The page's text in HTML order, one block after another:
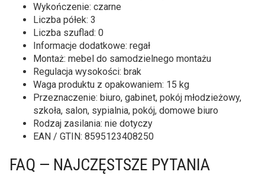
Wykończenie: czarne
Liczba półek: 3
Liczba szuflad: 0
Informacje dodatkowe: regał
Montaż: mebel do samodzielnego montażu
Regulacja wysokości: brak
Waga produktu z opakowaniem: 15 kg
Przeznaczenie: biuro, gabinet, pokój młodzieżowy,
szkoła, salon, sypialnia, pokój, domowe biuro
Rodzaj zasilania: nie dotyczy
EAN / GTIN: 8595123408250
FAQ — NAJCZĘSTSZE PYTANIA